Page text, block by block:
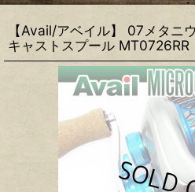
【Avail/アベイル】 07メタニ
キャストスプール MT0726RR